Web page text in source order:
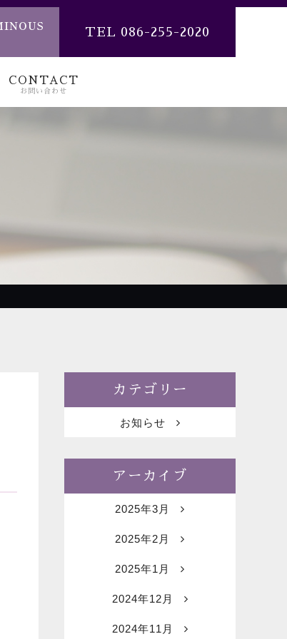
TEL 086-255-2020
CONTACT
お問い合わせ
カテゴリー
お知らせ
アーカイブ
2025年3月
2025年2月
2025年1月
2024年12月
2024年11月